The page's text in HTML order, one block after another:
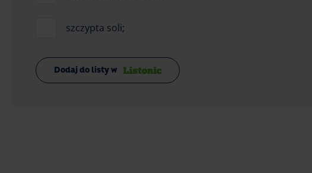
szczypta soli;
Dodaj do listy w